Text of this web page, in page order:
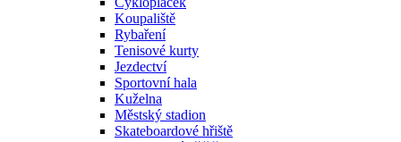
Koupaliště
Rybaření
Tenisové kurty
Jezdectví
Sportovní hala
Kuželna
Městský stadion
Skateboardové hřiště